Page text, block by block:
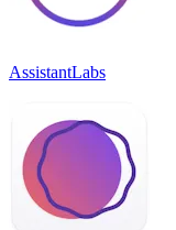
AssistantLabs